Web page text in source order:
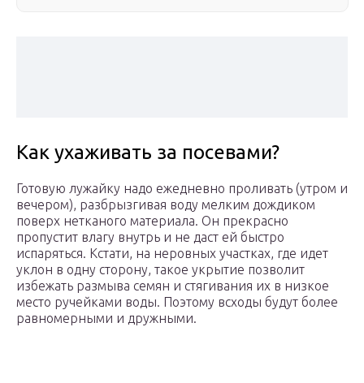
Как ухаживать за посевами?
Готовую лужайку надо ежедневно проливать (утром и
вечером), разбрызгивая воду мелким дождиком
поверх нетканого материала. Он прекрасно
пропустит влагу внутрь и не даст ей быстро
испаряться. Кстати, на неровных участках, где идет
уклон в одну сторону, такое укрытие позволит
избежать размыва семян и стягивания их в низкое
место ручейками воды. Поэтому всходы будут более
равномерными и дружными.